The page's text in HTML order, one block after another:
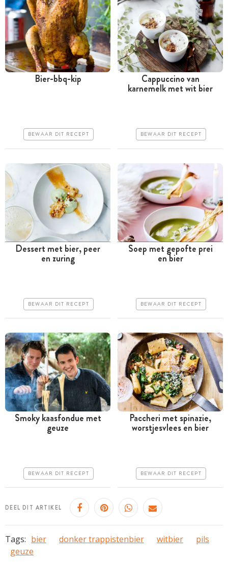
Erg makkelijk
Bier-bbq-kip
BEWAAR DIT RECEPT
Tussen 30 minuten en 1
Cappuccino van
karnemelk met wit bier
BEWAAR DIT RECEPT
Meer dan 1 uur
Iets moeilijker
Dessert met bier, peer
en zuring
BEWAAR DIT RECEPT
Tussen 30 minuten en 1
Soep met gepofte prei
en bier
BEWAAR DIT RECEPT
Minder dan 30 minuten
Erg makkelijk
Smoky kaasfondue met
geuze
BEWAAR DIT RECEPT
Tussen 30 minuten en 1
Paccheri met spinazie,
worstjesvlees en bier
BEWAAR DIT RECEPT
DEEL DIT ARTIKEL
Tags: bier donker trappistenbier witbier
pils
geuze